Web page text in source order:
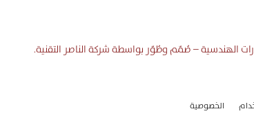
الهندسية – صُمّم وطُوّر بواسطة شركة الناصر التقنية.